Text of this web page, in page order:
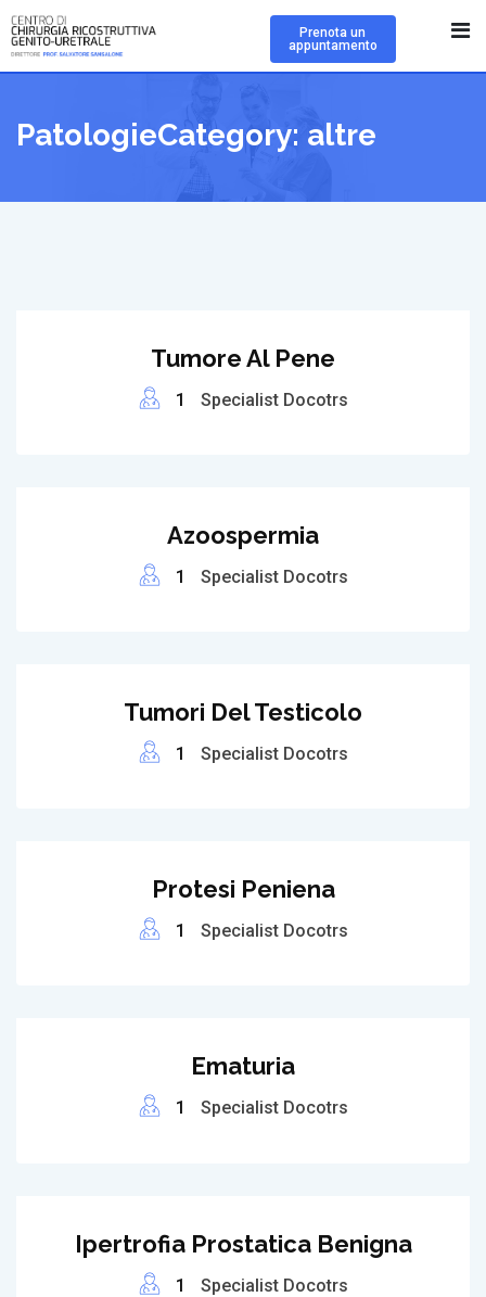
Skip
to
content
Prenota un
appuntamento
PatologieCategory: altre
Tumore Al Pene
1 Specialist Docotrs
Azoospermia
1 Specialist Docotrs
Tumori Del Testicolo
1 Specialist Docotrs
Protesi Peniena
1 Specialist Docotrs
Ematuria
1 Specialist Docotrs
Ipertrofia Prostatica Benigna
1 Specialist Docotrs